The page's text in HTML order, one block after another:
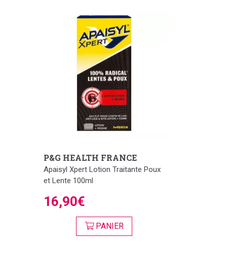
P&G HEALTH FRANCE
Apaisyl Xpert Lotion Traitante Poux
et Lente 100ml
16,90€
PANIER